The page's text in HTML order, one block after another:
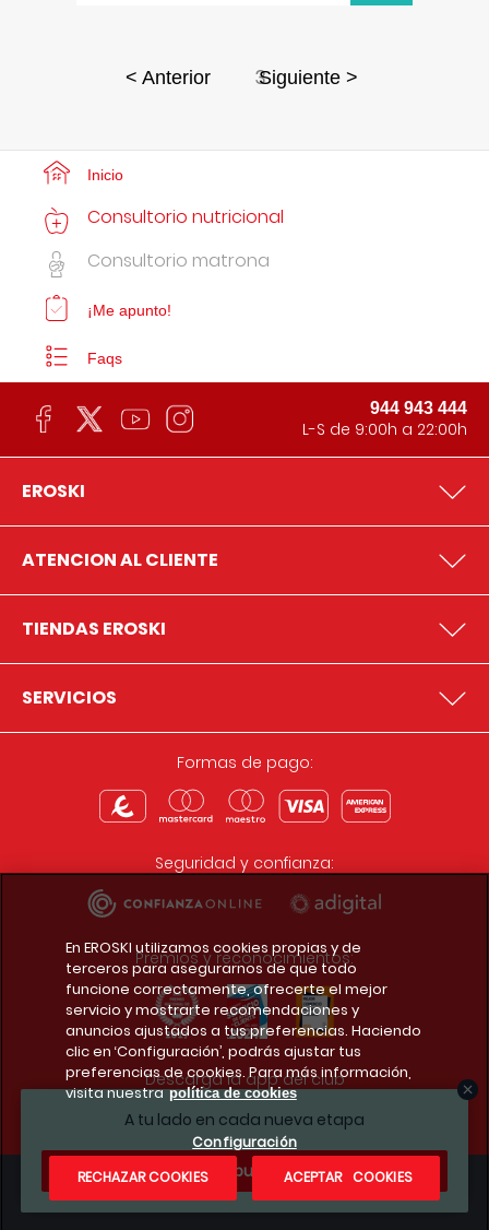
< Anterior 3Siguiente >
A tu lado en cada nueva etapa
¿Te apuntas?
Inicio
Consultorio nutricional
Consultorio matrona
¡Me apunto!
Faqs
944 943 444
L-S de 9:00h a 22:00h
EROSKI
ATENCION AL CLIENTE
TIENDAS EROSKI
SERVICIOS
Formas de pago:
Seguridad y confianza:
Premios y reconocimientos:
Descarga la app del club
Condiciones legales
En EROSKI utilizamos cookies propias y de
terceros para asegurarnos de que todo
funcione correctamente, ofrecerte el mejor
servicio y mostrarte recomendaciones y
anuncios ajustados a tus preferencias. Haciendo
clic en ‘Configuración’, podrás ajustar tus
preferencias de cookies. Para más información,
visita nuestra política de cookies
Configuración
RECHAZAR COOKIES
ACEPTAR COOKIES